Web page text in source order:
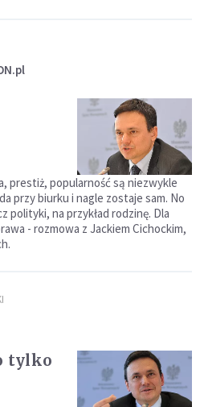
prestiż, popularność są niezwykle
przy biurku i nagle zostaje sam. No
polityki, na przykład rodzinę. Dla
- rozmowa z Jackiem Cichockim,
tylko